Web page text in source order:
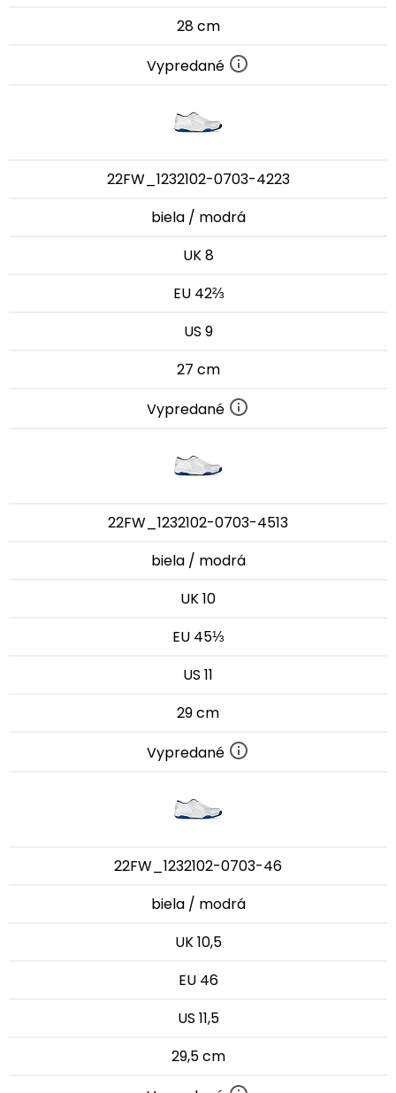
28 cm
Vypredané
22FW_1232102-0703-4223
biela / modrá
UK 8
EU 42⅔
US 9
27 cm
Vypredané
22FW_1232102-0703-4513
biela / modrá
UK 10
EU 45⅓
US 11
29 cm
Vypredané
22FW_1232102-0703-46
biela / modrá
UK 10,5
EU 46
US 11,5
29,5 cm